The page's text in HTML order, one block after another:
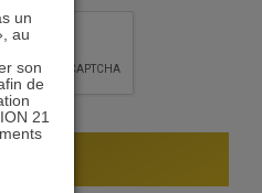
un
au
son
de
21